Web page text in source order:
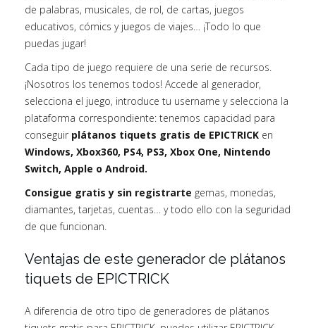
de palabras, musicales, de rol, de cartas, juegos
educativos, cómics y juegos de viajes… ¡Todo lo que
puedas jugar!
Cada tipo de juego requiere de una serie de recursos.
¡Nosotros los tenemos todos! Accede al generador,
selecciona el juego, introduce tu username y selecciona la
plataforma correspondiente: tenemos capacidad para
conseguir plátanos tiquets gratis de EPICTRICK en
Windows, Xbox360, PS4, PS3, Xbox One, Nintendo
Switch, Apple o Android.
Consigue gratis y sin registrarte gemas, monedas,
diamantes, tarjetas, cuentas… y todo ello con la seguridad
de que funcionan.
Ventajas de este generador de plátanos
tiquets de EPICTRICK
A diferencia de otro tipo de generadores de plátanos